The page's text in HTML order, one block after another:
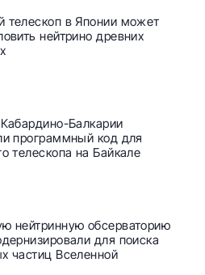
телескоп в Японии может
нейтрино древних
Балкарии
программный код для
телескопа на Байкале
нейтринную обсерваторию
для поиска
частиц Вселенной